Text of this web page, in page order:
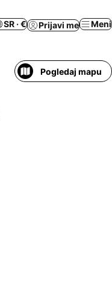
SR · € Prijavi me Meni
Pogledaj mapu